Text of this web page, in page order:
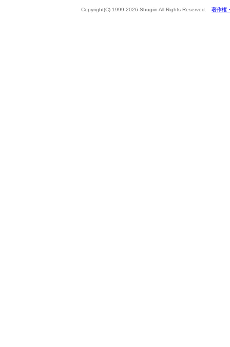
Copyright(C) 1999-2026 Shugiin All Rights Reserved. 著作権